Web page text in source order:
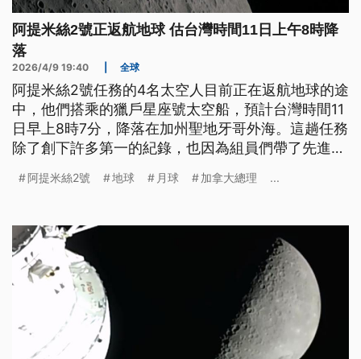
阿提米絲2號正返航地球 估台灣時間11日上午8時降
落
2026/4/9 19:40 全球
阿提米絲2號任務的4名太空人目前正在返航地球的途
中，他們搭乘的獵戶星座號太空船，預計台灣時間11
日早上8時7分，降落在加州聖地牙哥外海。這趟任務
除了創下許多第一的紀錄，也因為組員們帶了先進的
傳回地球。
阿提米絲2號 地球 月球 加拿大總理 ...